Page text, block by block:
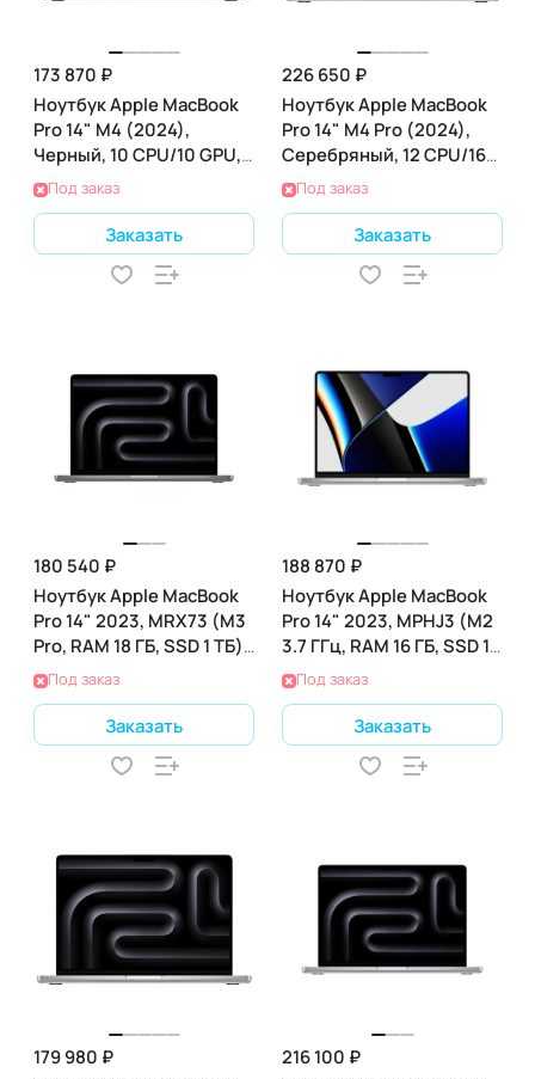
173 870 ₽
Ноутбук Apple MacBook
Pro 14" M4 (2024),
Черный, 10 CPU/10 GPU,
24 RAM 1 ТБ SSD,
(MCX04)
Под заказ
Заказать
226 650 ₽
Ноутбук Apple MacBook
Pro 14" M4 Pro (2024),
Серебряный, 12 CPU/16
GPU, 24 RAM 1 ТБ SSD,
(MX2T3)
Под заказ
Заказать
180 540 ₽
Ноутбук Apple MacBook
Pro 14" 2023, MRX73 (M3
Pro, RAM 18 ГБ, SSD 1 ТБ),
Silver
Под заказ
Заказать
188 870 ₽
Ноутбук Apple MacBook
Pro 14" 2023, MPHJ3 (M2
3.7 ГГц, RAM 16 ГБ, SSD 1
ТБ), Silver
Под заказ
Заказать
179 980 ₽
216 100 ₽